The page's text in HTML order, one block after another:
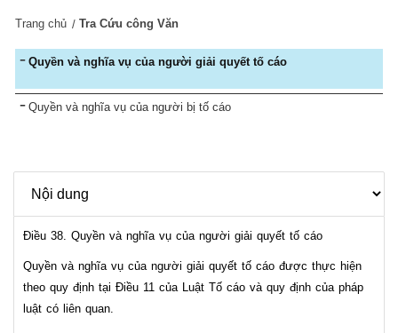
Trang chủ Tra Cứu công Văn
Quyền và nghĩa vụ của người giải quyết tố cáo
Quyền và nghĩa vụ của người bị tố cáo
Điều 38. Quyền và nghĩa vụ của người giải quyết tố cáo
Quyền và nghĩa vụ của người giải quyết tố cáo được thực hiện
theo quy định tại Điều 11 của Luật Tố cáo và quy định của pháp
luật có liên quan.